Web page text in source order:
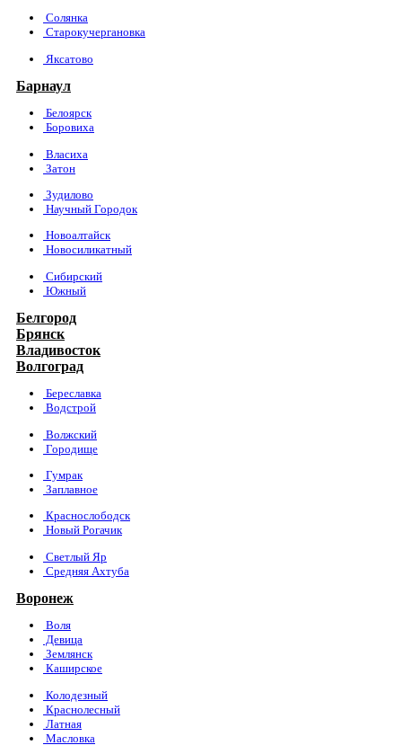
Солянка
Старокучергановка
Яксатово
Барнаул
Белоярск
Боровиха
Власиха
Затон
Зудилово
Научный Городок
Новоалтайск
Новосиликатный
Сибирский
Южный
Белгород
Брянск
Владивосток
Волгоград
Береславка
Водстрой
Волжский
Городище
Гумрак
Заплавное
Краснослободск
Новый Рогачик
Светлый Яр
Средняя Ахтуба
Воронеж
Воля
Девица
Землянск
Каширское
Колодезный
Краснолесный
Латная
Масловка